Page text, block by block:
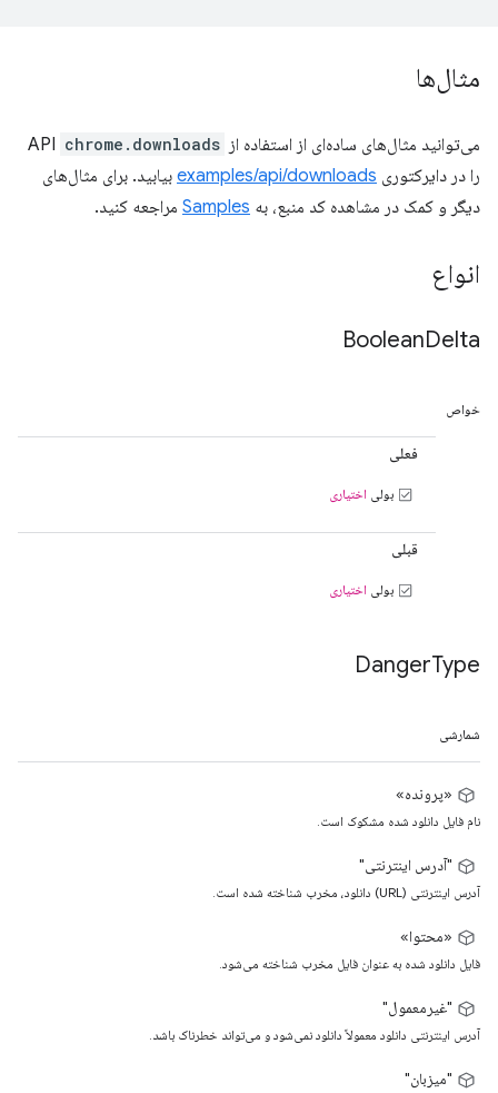
مثال‌ها
می‌توانید مثال‌های ساده‌ای از استفاده از API chrome.downloads
را در دایرکتوری examples/api/downloads بیابید. برای مثال‌های
دیگر و کمک در مشاهده کد منبع، به Samples مراجعه کنید.
انواع
BooleanDelta
خواص
فعلی
بولی اختیاری
قبلی
بولی اختیاری
DangerType
شمارشی
«پرونده»
نام فایل دانلود شده مشکوک است.
"آدرس اینترنتی"
آدرس اینترنتی (URL) دانلود، مخرب شناخته شده است.
«محتوا»
فایل دانلود شده به عنوان فایل مخرب شناخته می‌شود.
"غیرمعمول"
آدرس اینترنتی دانلود معمولاً دانلود نمی‌شود و می‌تواند خطرناک باشد.
"میزبان"